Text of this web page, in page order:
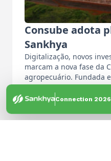
Consube adota
Sankhya
Digitalização, novos
marcam a nova fase da
agropecuário. Fundada
…
Por: Equipe de Imprensa
Connection 2026